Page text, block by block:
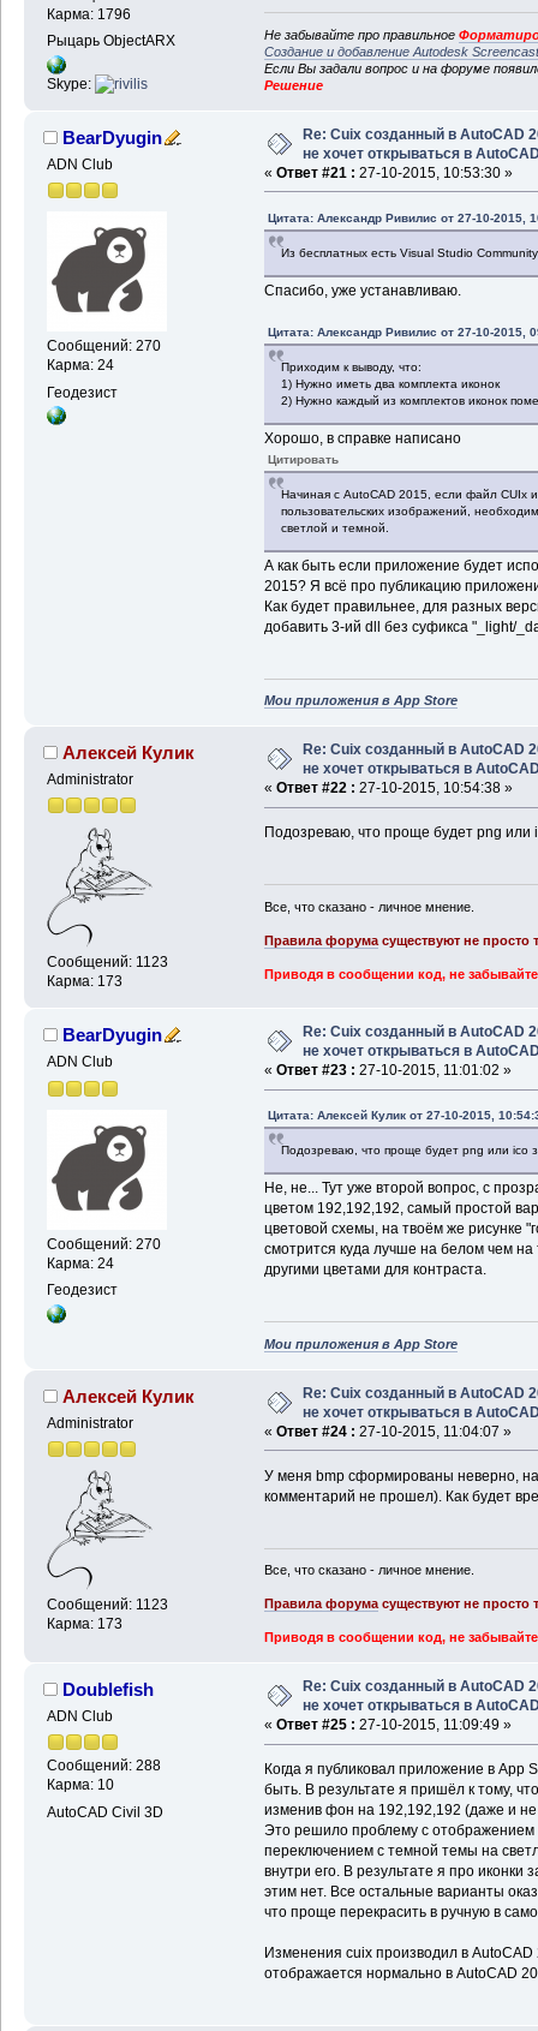
Карма: 1796
Рыцарь ObjectARX
Skype:
Не забывайте про правильное
Создание и добавление Autodesk
Если Вы задали вопрос и на форуме
Решение
BearDyugin
ADN Club
Сообщений: 270
Карма: 24
Геодезист
Re: Cuix созданный в AutoCAD
не хочет открываться в
« Ответ #21 : 27-10-2015, 10:53:30 »
Цитата: Александр Ривилис от 27-10-2015,
Из бесплатных есть Visual Studio Community
Спасибо, уже устанавливаю.
Цитата: Александр Ривилис от 27-10-2015,
Приходим к выводу, что:
1) Нужно иметь два комплекта иконок
2) Нужно каждый из комплектов иконок
Хорошо, в справке написано
Цитировать
Начиная с AutoCAD 2015, если файл CUIx
пользовательских изображений,
светлой и темной.
А как быть если приложение будет
2015? Я всё про публикацию
Как будет правильнее, для разных
добавить 3-ий dll без суфикса "_light/
Мои приложения в App Store
Алексей Кулик
Administrator
Сообщений: 1123
Карма: 173
Re: Cuix созданный в AutoCAD
не хочет открываться в
« Ответ #22 : 27-10-2015, 10:54:38 »
Подозреваю, что проще будет png или
Все, что сказано - личное мнение.
Правила форумасуществуют не просто
Приводя в сообщении код, не
BearDyugin
ADN Club
Сообщений: 270
Карма: 24
Геодезист
Re: Cuix созданный в AutoCAD
не хочет открываться в
« Ответ #23 : 27-10-2015, 11:01:02 »
Цитата: Алексей Кулик от 27-10-2015,
Подозреваю, что проще будет png или ico
Не, не... Тут уже второй вопрос, с
цветом 192,192,192, самый простой
цветовой схемы, на твоём же рисунке
смотрится куда лучше на белом чем
другими цветами для контраста.
Мои приложения в App Store
Алексей Кулик
Administrator
Сообщений: 1123
Карма: 173
Re: Cuix созданный в AutoCAD
не хочет открываться в
« Ответ #24 : 27-10-2015, 11:04:07 »
У меня bmp сформированы неверно,
комментарий не прошел). Как будет
Все, что сказано - личное мнение.
Правила форумасуществуют не просто
Приводя в сообщении код, не
Doublefish
ADN Club
Сообщений: 288
Карма: 10
AutoCAD Civil 3D
Re: Cuix созданный в AutoCAD
не хочет открываться в
« Ответ #25 : 27-10-2015, 11:09:49 »
Когда я публиковал приложение в App
быть. В результате я пришёл к тому,
изменив фон на 192,192,192 (даже и
Это решило проблему с отображением
переключением с темной темы на
внутри его. В результате я про
этим нет. Все остальные варианты
что проще перекрасить в ручную в
Изменения cuix производил в
отображается нормально в AutoCAD